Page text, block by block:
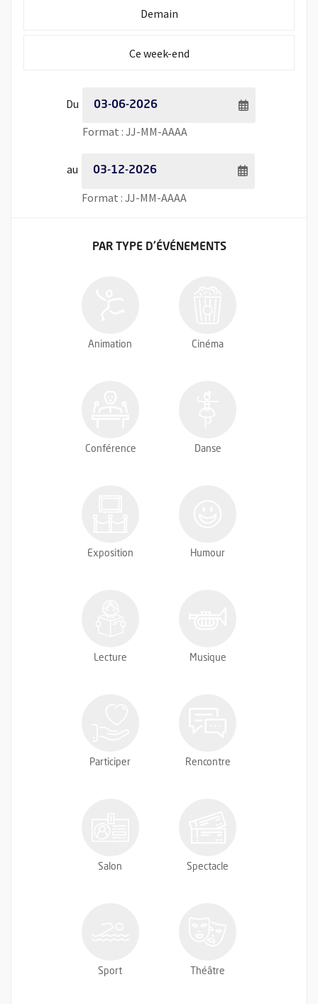
Initialiser la période de recherche à
Demain
Initialiser la période de recherche à
Ce week-end
Du Période de recherche - Date de début
Format : JJ-MM-AAAASaisie de date au format
au Période de recherche - Date de fin
Format : JJ-MM-AAAA
FILTRER LES ÉVÉNEMENTS
PAR TYPED'ÉVÉNEMENTS
Animation Cinéma
Conférence Danse
Exposition Humour
Lecture Musique
Participer Rencontre
Salon Spectacle
Sport Théâtre